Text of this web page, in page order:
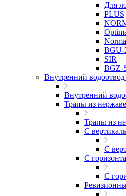
Для
PLUS
SIR
BGZ-
Внутренний водоотвод
Внутренний
Трапы из
Трапы из
С
С
С
С